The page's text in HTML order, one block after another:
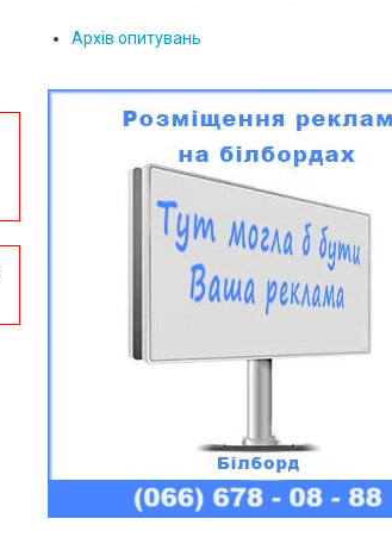
Архів опитувань